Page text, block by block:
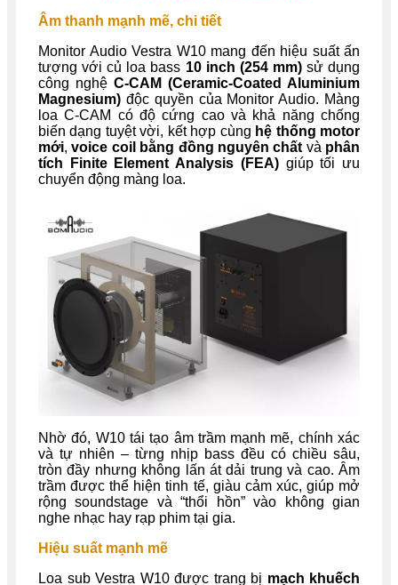
Âm thanh mạnh mẽ, chi tiết
Monitor Audio Vestra W10 mang đến hiệu suất ấn
tượng với củ loa bass 10 inch (254 mm)sử dụng
công nghệ C-CAM (Ceramic-Coated Aluminium
Magnesium) độc quyền của Monitor Audio. Màng
loa C-CAM có độ cứng cao và khả năng chống
biến dạng tuyệt vời, kết hợp cùng hệ thống motor
mới,voice coil bằng đồng nguyên chất và phân
tích Finite Element Analysis (FEA)giúp tối ưu
chuyển động màng loa.
Nhờ đó, W10 tái tạo âm trầm mạnh mẽ, chính xác
và tự nhiên – từng nhịp bass đều có chiều sâu,
tròn đầy nhưng không lấn át dải trung và cao. Âm
trầm được thể hiện tinh tế, giàu cảm xúc, giúp mở
rộng soundstage và “thổi hồn” vào không gian
nghe nhạc hay rạp phim tại gia.
Hiệu suất mạnh mẽ
Loa sub Vestra W10 được trang bị mạch khuếch